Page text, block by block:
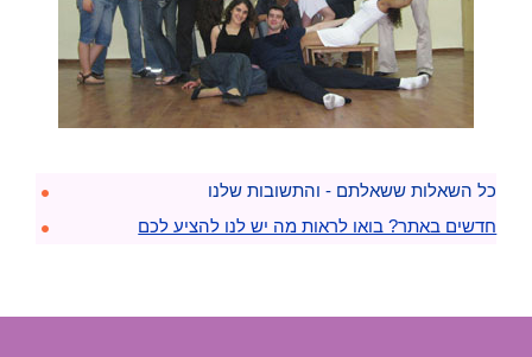
כל השאלות ששאלתם - והתשובות שלנו
חדשים באתר? בואו לראות מה יש לנו להציע לכם